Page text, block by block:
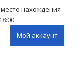
нахождения
Мой аккаунт